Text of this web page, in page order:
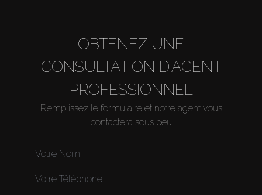
OBTENEZ UNE
CONSULTATION D'AGENT
PROFESSIONNEL
Remplissez le formulaire et notre agent vous
contactera sous peu